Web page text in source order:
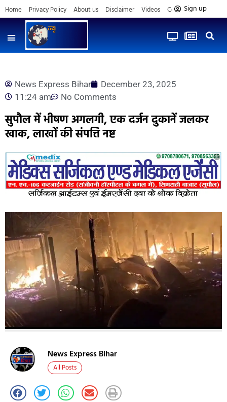
Home Privacy Policy About us Disclaimer Videos Contact us
Sign up
News Express Bihar
December 23, 2025
11:24 am
No Comments
सुपौल में भीषण अगलगी, एक दर्जन दुकानें जलकर
खाक, लाखों की संपत्ति नष्ट
News Express Bihar
All Posts